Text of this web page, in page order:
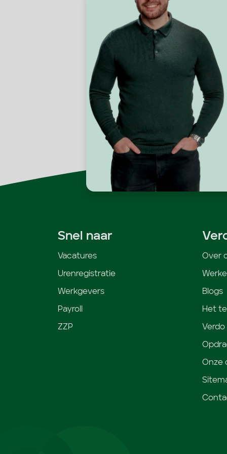
Snel naar
Vacatures
Urenregistratie
Werkgevers
Payroll
ZZP
Over
Blogs
Het
Onze